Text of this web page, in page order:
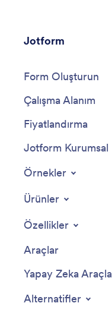
Jotform
Form Oluşturun
Çalışma Alanım
Fiyatlandırma
Jotform Kurumsal
Örnekler
Ürünler
Özellikler
Araçlar
Yapay Zeka
Alternatifler